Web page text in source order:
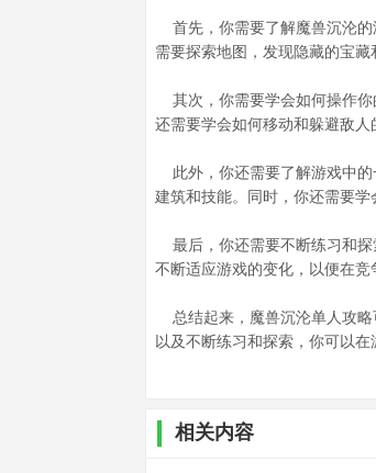
首先，你需要了解魔兽沉沦的
需要探索地图，发现隐藏的宝藏
其次，你需要学会如何操作你
还需要学会如何移动和躲避敌人
此外，你还需要了解游戏中的
建筑和技能。同时，你还需要学
最后，你还需要不断练习和探
不断适应游戏的变化，以便在竞
总结起来，魔兽沉沦单人攻略
以及不断练习和探索，你可以在
相关内容